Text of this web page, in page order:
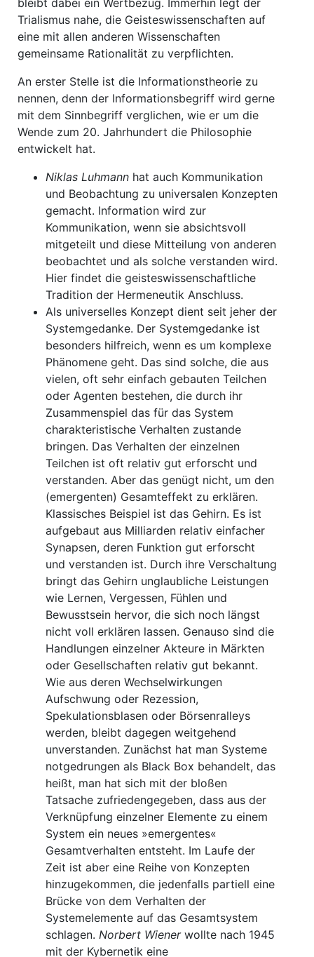
bleibt dabei ein Wertbezug. Immerhin legt der
Trialismus nahe, die Geisteswissenschaften auf
eine mit allen anderen Wissenschaften
gemeinsame Rationalität zu verpflichten.
An erster Stelle ist die Informationstheorie zu
nennen, denn der Informationsbegriff wird gerne
mit dem Sinnbegriff verglichen, wie er um die
Wende zum 20. Jahrhundert die Philosophie
entwickelt hat.
Niklas Luhmann hat auch Kommunikation
und Beobachtung zu universalen Konzepten
gemacht. Information wird zur
Kommunikation, wenn sie absichtsvoll
mitgeteilt und diese Mitteilung von anderen
beobachtet und als solche verstanden wird.
Hier findet die geisteswissenschaftliche
Tradition der Hermeneutik Anschluss.
Als universelles Konzept dient seit jeher der
Systemgedanke. Der Systemgedanke ist
besonders hilfreich, wenn es um komplexe
Phänomene geht. Das sind solche, die aus
vielen, oft sehr einfach gebauten Teilchen
oder Agenten bestehen, die durch ihr
Zusammenspiel das für das System
charakteristische Verhalten zustande
bringen. Das Verhalten der einzelnen
Teilchen ist oft relativ gut erforscht und
verstanden. Aber das genügt nicht, um den
(emergenten) Gesamteffekt zu erklären.
Klassisches Beispiel ist das Gehirn. Es ist
aufgebaut aus Milliarden relativ einfacher
Synapsen, deren Funktion gut erforscht
und verstanden ist. Durch ihre Verschaltung
bringt das Gehirn unglaubliche Leistungen
wie Lernen, Vergessen, Fühlen und
Bewusstsein hervor, die sich noch längst
nicht voll erklären lassen. Genauso sind die
Handlungen einzelner Akteure in Märkten
oder Gesellschaften relativ gut bekannt.
Wie aus deren Wechselwirkungen
Aufschwung oder Rezession,
Spekulationsblasen oder Börsenralleys
werden, bleibt dagegen weitgehend
unverstanden. Zunächst hat man Systeme
notgedrungen als Black Box behandelt, das
heißt, man hat sich mit der bloßen
Tatsache zufriedengegeben, dass aus der
Verknüpfung einzelner Elemente zu einem
System ein neues »emergentes«
Gesamtverhalten entsteht. Im Laufe der
Zeit ist aber eine Reihe von Konzepten
hinzugekommen, die jedenfalls partiell eine
Brücke von dem Verhalten der
Systemelemente auf das Gesamtsystem
schlagen. Norbert Wienerwollte nach 1945
mit der Kybernetik eine